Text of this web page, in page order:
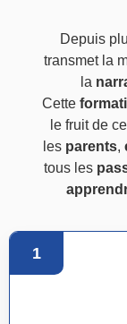
Depuis
transmet la
la
Cette
le fruit de
les parents,
tous les
1